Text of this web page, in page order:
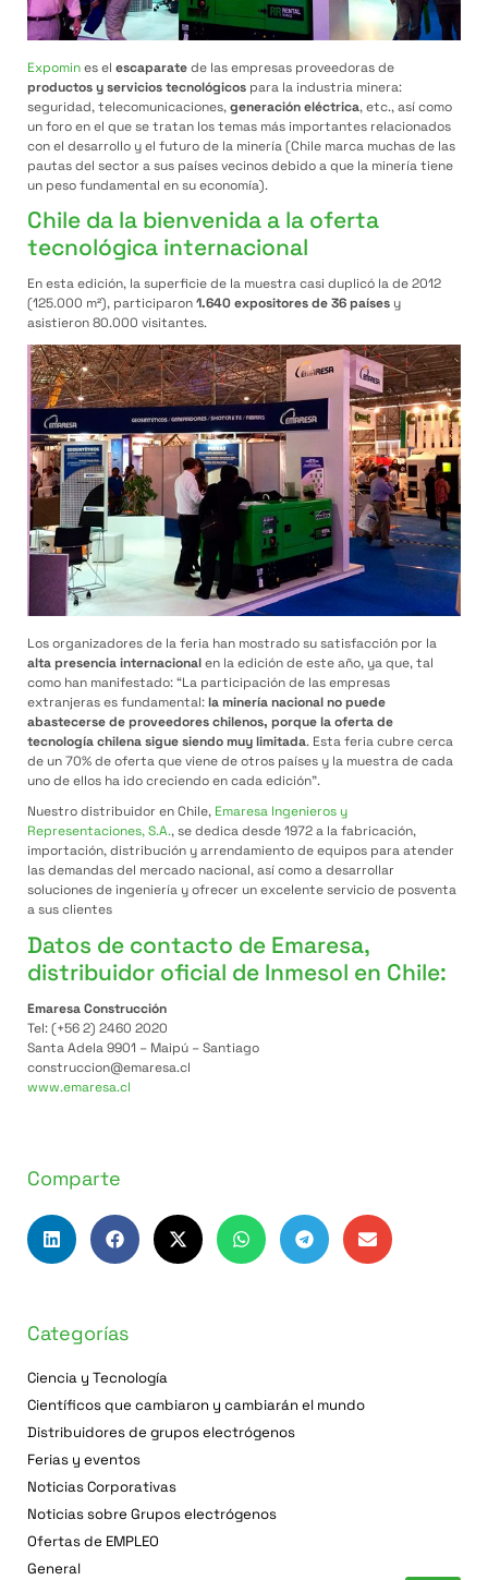
Expomines el escaparatede las empresas proveedoras de
productos y servicios tecnológicos para la industria minera:
seguridad, telecomunicaciones,generación eléctrica, etc., así como
un foro en el que se tratan los temas más importantes relacionados
con el desarrollo y el futuro de la minería (Chile marca muchas de las
pautas del sector a sus países vecinos debido a que la minería tiene
un peso fundamental en su economía).
Chile da la bienvenida a la oferta
tecnológica internacional
En esta edición, la superficie de la muestra casi duplicó la de 2012
(125.000 m²), participaron1.640 expositores de 36 países y
asistieron 80.000 visitantes.
Los organizadores de la feria han mostrado su satisfacción por la
alta presencia internacionalen la edición de este año, ya que, tal
como han manifestado: “La participación de las empresas
extranjeras es fundamental:la minería nacional no puede
abastecerse de proveedores chilenos, porque la oferta de
tecnología chilena sigue siendo muy limitada. Esta feria cubre cerca
de un 70% de oferta que viene de otros países y la muestra de cada
uno de ellos ha ido creciendo en cada edición”.
Nuestro distribuidor en Chile, Emaresa Ingenieros y
Representaciones, S.A., se dedica desde 1972 a la fabricación,
importación, distribución y arrendamiento de equipos para atender
las demandas del mercado nacional, así como a desarrollar
soluciones de ingeniería y ofrecer un excelente servicio de posventa
a sus clientes
Datos de contacto de Emaresa,
distribuidor oficial de Inmesol en Chile:
Emaresa Construcción
Tel: (+56 2) 2460 2020
Santa Adela 9901 – Maipú – Santiago
construccion@emaresa.cl
www.emaresa.cl
Comparte
Categorías
Ciencia y Tecnología
Científicos que cambiaron y cambiarán el mundo
Distribuidores de grupos electrógenos
Ferias y eventos
Noticias Corporativas
Noticias sobre Grupos electrógenos
Ofertas de EMPLEO
General